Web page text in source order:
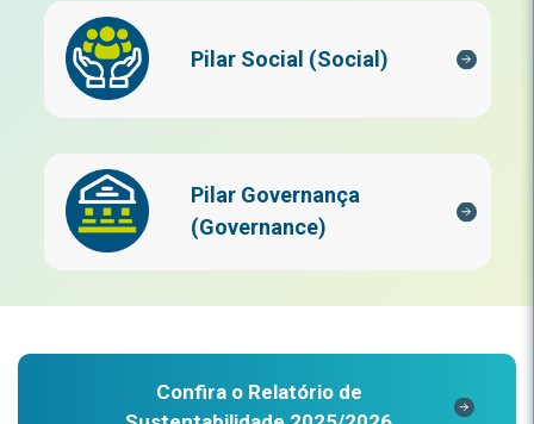
Pilar Social (Social)
Pilar Governança
(Governance)
Confira o Relatório de